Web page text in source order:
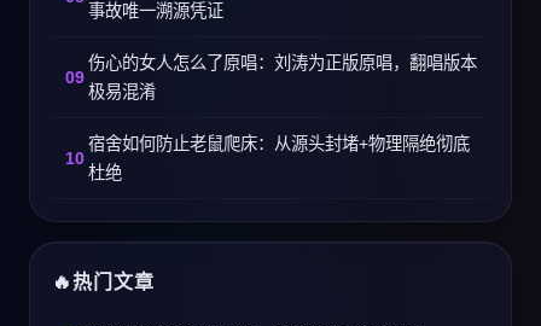
事故唯一溯源凭证
伤心的女人怎么了原唱：刘涛为正版原唱，翻唱版本
极易混淆
宿舍如何防止老鼠爬床：从源头封堵+物理隔绝彻底
杜绝
热门文章